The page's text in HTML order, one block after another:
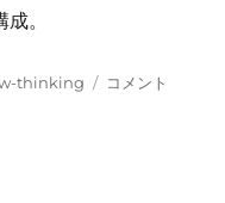
。
thinking
Towards
コメント